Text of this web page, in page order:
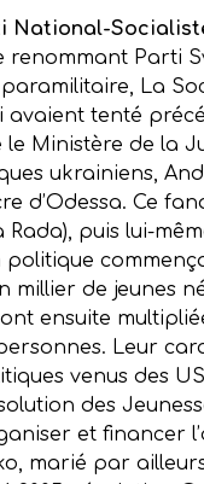
National-
Parti
La
tenté
le Ministère de la
ukrainiens,
d’Odessa. Ce
puis lui-
millier de jeunes
ensuite
Leur
venus des
des
et financer
marié par